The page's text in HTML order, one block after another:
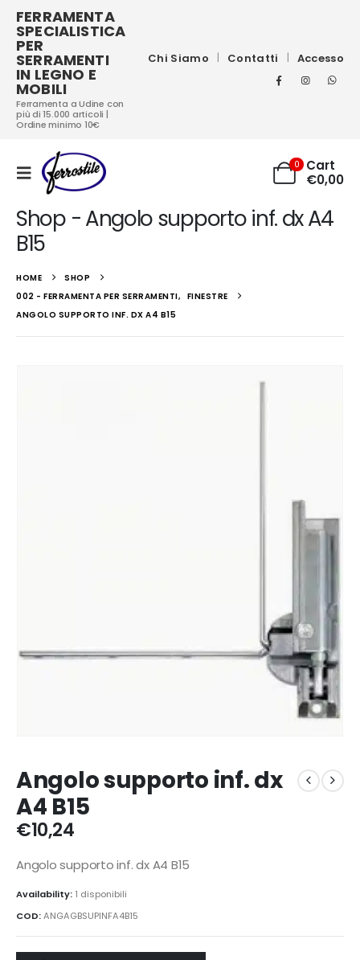
FERRAMENTA
SPECIALISTICA
PER
SERRAMENTI
IN LEGNO E
MOBILI
Ferramenta a Udine con
più di 15.000 articoli |
Ordine minimo 10€
Chi Siamo Contatti Accesso
0
Cart
€0,00
Shop - Angolo supporto inf. dx A4
B15
HOME
SHOP
002 - FERRAMENTA PER SERRAMENTI, FINESTRE
ANGOLO SUPPORTO INF. DX A4 B15
Angolo supporto inf. dx
A4 B15
€10,24
Angolo supporto inf. dx A4 B15
Availability: 1 disponibili
COD:ANGAGBSUPINFA4B15